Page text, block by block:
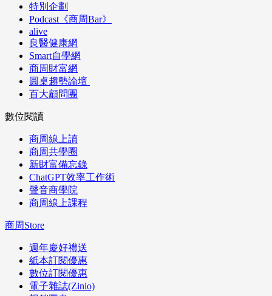
特別企劃
Podcast《商周Bar》
alive
良醫健康網
Smart自學網
商周財富網
圓桌趨勢論壇
百大顧問團
數位閱讀
商周線上讀
商周共學圈
新財富備忘錄
ChatGPT效率工作術
聲音商學院
商周線上課程
商周Store
週年慶好禮送
紙本訂閱優惠
數位訂閱優惠
電子雜誌(Zinio)